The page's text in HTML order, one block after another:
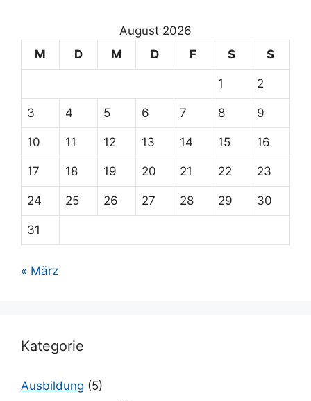
August 2026
M
D M D F S S
1 2
3 4 5 6 7 8 9
10 11 12 13 14 15 16
17 18 19 20 21 22 23
24 25 26 27 28 29 30
31
« März
Kategorie
Ausbildung (5)